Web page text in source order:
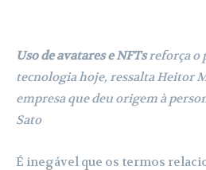
Uso de avatares e NFTsreforça o
tecnologia hoje, ressalta Heitor
empresa que deu origem à
Sato
É inegável que os termos